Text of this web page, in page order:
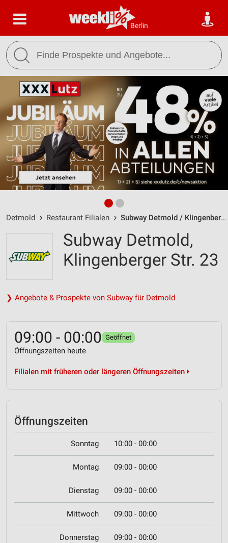
Berlin
Detmold Restaurant Filialen Subway Detmold / Klingenberger Str. 23 - Öffnungszeiten & Adresse
Subway Detmold,
Klingenberger Str. 23
❯ Angebote & Prospekte von Subway für Detmold
09:00 - 00:00 Geöffnet
Öffnungszeiten heute
Filialen mit früheren oder längeren Öffnungszeiten
Öffnungszeiten
Sonntag 10:00 - 00:00
Montag 09:00 - 00:00
Dienstag 09:00 - 00:00
Mittwoch 09:00 - 00:00
Donnerstag 09:00 - 00:00